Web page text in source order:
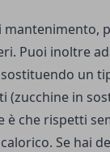
Puoi inoltre
un
(zucchine in
è che rispetti
Se hai